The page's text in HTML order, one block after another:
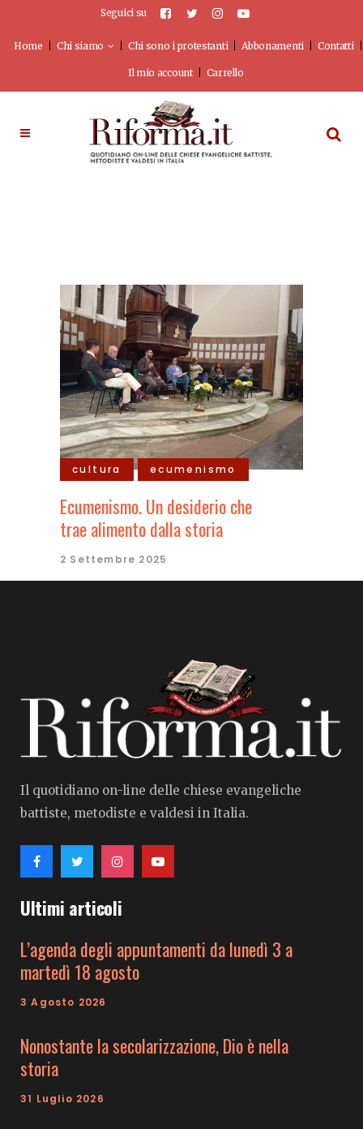
Seguici su
Home Chi siamo Chi sono i protestanti Abbonamenti Contatti
Il mio account Carrello
cultura ecumenismo
Ecumenismo. Un desiderio che
trae alimento dalla storia
2 Settembre 2025
Il quotidiano on-line delle chiese evangeliche
battiste, metodiste e valdesi in Italia.
Ultimi articoli
L’agenda degli appuntamenti da lunedì 3 a
martedì 18 agosto
3 Agosto 2026
Nonostante la secolarizzazione, Dio è nella
storia
31 Luglio 2026